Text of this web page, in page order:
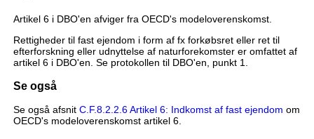
Artikel 6 i DBO'en afviger fra OECD's modeloverenskomst.
Rettigheder til fast ejendom i form af fx forkøbsret eller ret til
efterforskning eller udnyttelse af naturforekomster er omfattet af
artikel 6 i DBO'en. Se protokollen til DBO'en, punkt 1.
Se også
Se også afsnit C.F.8.2.2.6 Artikel 6: Indkomst af fast ejendom om
OECD's modeloverenskomst artikel 6.